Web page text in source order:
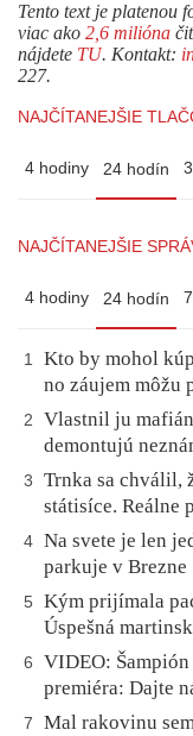
Tento text je platenou
viac ako 2,6 milióna
nájdete TU. Kontakt:
227.
NAJČÍTANEJŠIE
4 hodiny 24 hodín
NAJČÍTANEJŠIE
4 hodiny 24 hodín
1
Kto by mohol
no záujem
2
Vlastnil ju
demontujú
3
Trnka sa chválil,
státisíce. Reálne
4 Na svete je len
parkuje v Brezne
5
Kým prijímala
Úspešná
6
VIDEO:
premiéra: Dajte
7
Mal rakovinu